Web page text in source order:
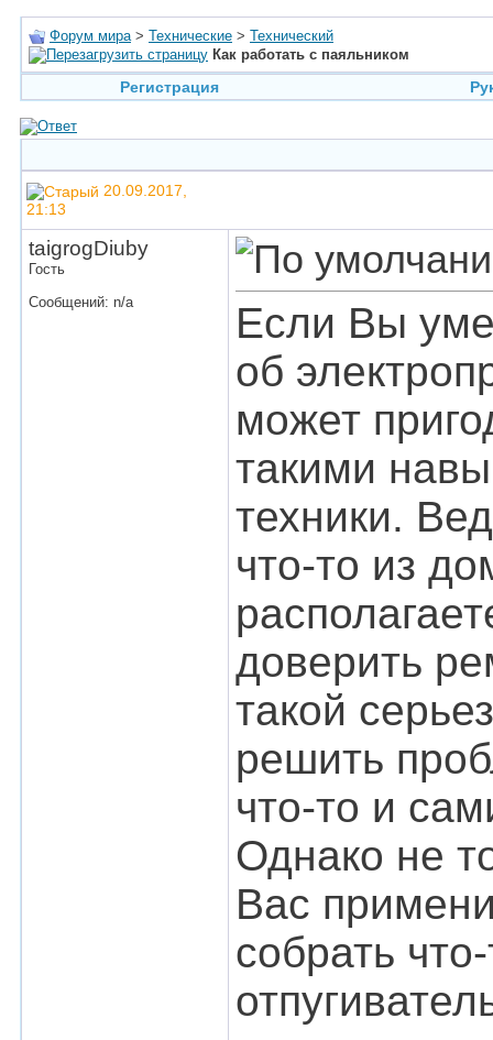
Форум мира > Технические > Технический
Как работать с паяльником
Регистрация
20.09.2017,
21:13
taigrogDiuby
Гость
Сообщений: n/a
Если Вы
об
может
такими
техники.
что-то из
доверить
такой
решить
что-то и
Однако не
Вас
собрать